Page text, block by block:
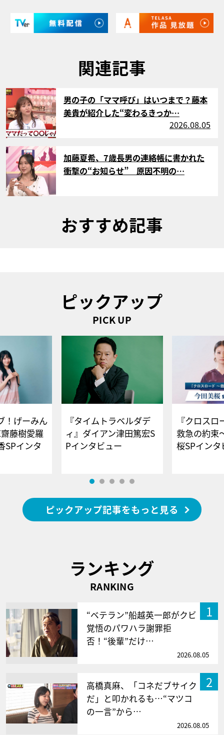
関連記事
サムネイル
男の子の「ママ呼び」はいつまで？藤本
美貴が紹介した“変わるきっか…
2026.08.05
サムネイル
加藤夏希、7歳長男の連絡帳に書かれた
衝撃の“お知らせ” 原因不明の…
おすすめ記事
ピックアップ
PICK UP
！げーみん
藤樹愛羅
SPインタ
『タイムトラベルダデ
ィ』ダイアン津田篤宏S
Pインタビュー
『クロス
救急の約束
桜SPイ
ピックアップ記事をもっと見る
ランキング
RANKING
1
“ベテラン”船越英一郎がクビ
覚悟のパワハラ謝罪拒
否！“後輩”だけ…
2026.08.05
2
高橋真麻、「コネだブサイク
だ」と叩かれるも…“マツコ
の一言”から…
2026.08.05